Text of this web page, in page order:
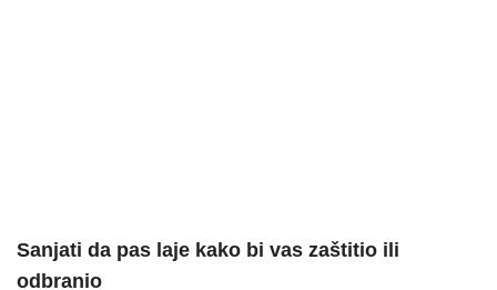
Sanjati da pas laje kako bi vas zaštitio ili
odbranio